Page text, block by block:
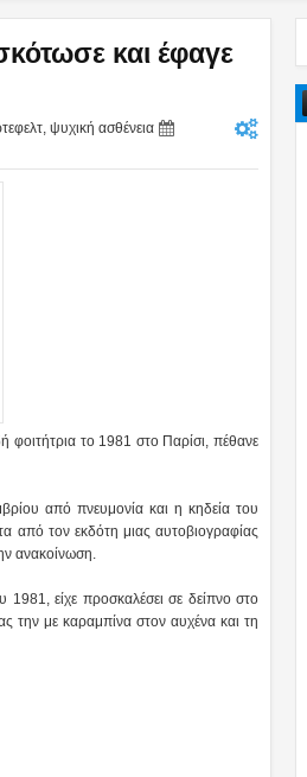
και έφαγε
ψυχική ασθένεια
φοιτήτρια το 1981 στο Παρίσι, πέθανε
από πνευμονία και η κηδεία του
από τον εκδότη μιας αυτοβιογραφίας
ανακοίνωση.
1981, είχε προσκαλέσει σε δείπνο στο
την με καραμπίνα στον αυχένα και τη